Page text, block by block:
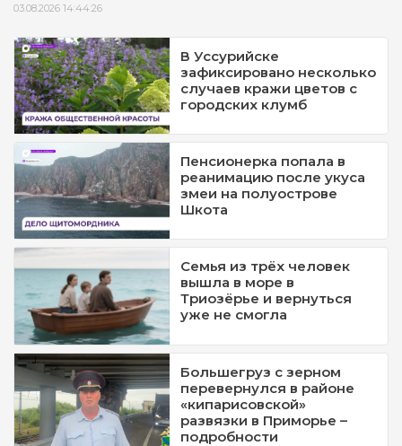
03.08.2026 14:44:26
В Уссурийске
зафиксировано несколько
случаев кражи цветов с
городских клумб
Пенсионерка попала в
реанимацию после укуса
змеи на полуострове
Шкота
Семья из трёх человек
вышла в море в
Триозёрье и вернуться
уже не смогла
Большегруз с зерном
перевернулся в районе
«кипарисовской»
развязки в Приморье –
подробности